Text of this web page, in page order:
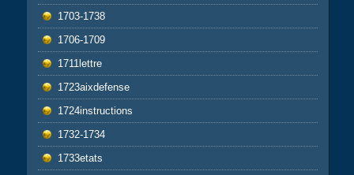
1703-1738
1706-1709
1711lettre
1723aixdefense
1724instructions
1732-1734
1733etats